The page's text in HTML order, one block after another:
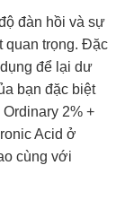
đàn hồi và sự
quan trọng. Đặc
để lại dư
bạn đặc biệt
2% +
Acid ở
cùng với